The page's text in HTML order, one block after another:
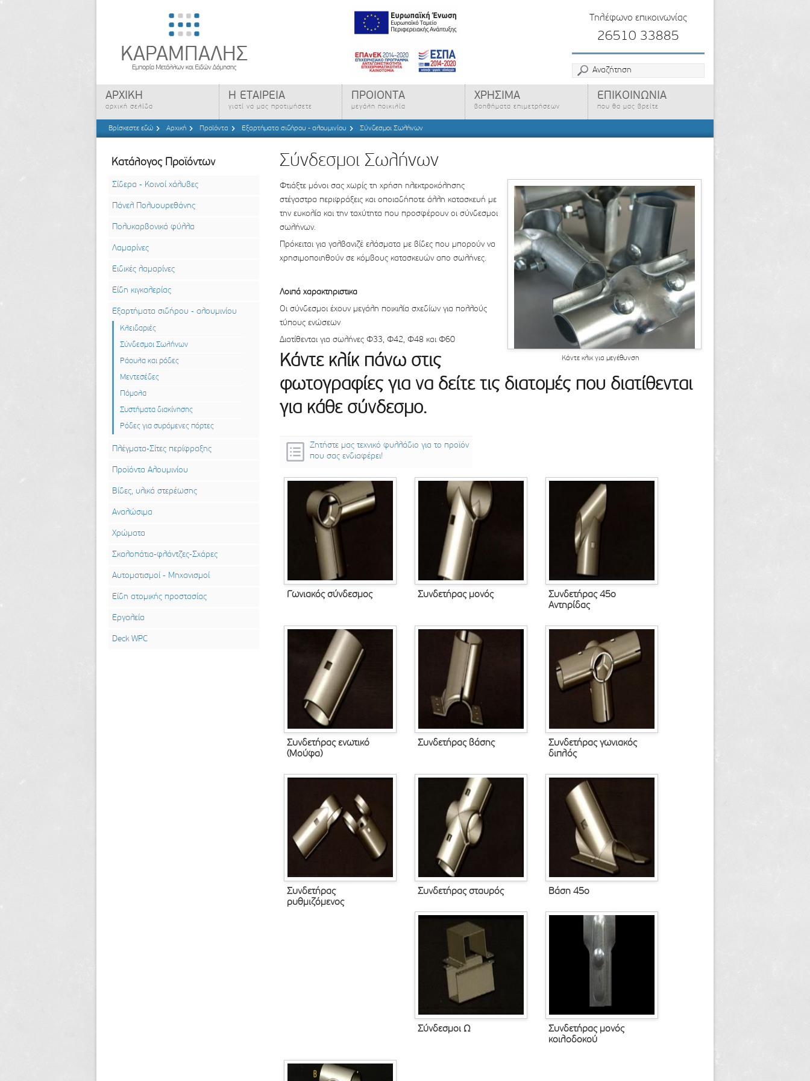
ΑΡΧΙΚΗ
αρχική σελίδα
Η ΕΤΑΙΡΕΙΑ
γιατί να μας προτιμήσετε
ΠΡΟΙΟΝΤΑ
μεγάλη ποικιλία
ΧΡΗΣΙΜΑ
βοηθήματα επιμετρήσεων
ΕΠΙΚΟΙΝΩΝΙΑ
που θα μας βρείτε
Τηλέφωνο επικοινωνίας
26510 33885
Βρίσκεστε εδώ Αρχική Προϊόντα Εξαρτήματα σιδήρου - αλουμινίου Σύνδεσμοι Σωλήνων
Κατάλογος Προϊόντων
Σίδερα - Κοινοί χάλυβες
Πάνελ Πολυουρεθάνης
Πολυκαρβονικά φύλλα
Λαμαρίνες
Ειδικές λαμαρίνες
Είδη κιγκαλερίας
Εξαρτήματα σιδήρου - αλουμινίου
Κλειδαριές
Σύνδεσμοι Σωλήνων
Ράουλα και ρόδες
Μεντεσέδες
Πόμολα
Συστήματα διακίνησης
Ρόδες για συρόμενες πόρτες
Πλέγματα-Σίτες περίφραξης
Προϊόντα Αλουμινίου
Βίδες, υλικά στερέωσης
Αναλώσιμα
Χρώματα
Σκαλοπάτια-φλάντζες-Σχάρες
Αυτοματισμοί - Μηχανισμοί
Είδη ατομικής προστασίας
Εργαλεία
Deck WPC
Σύνδεσμοι Σωλήνων
Κάντε κλικ για μεγέθυνση
Φτιάξτε μόνοι σας χωρίς τη χρήση ηλεκτροκόλησης
στέγαστρα περιφράξεις και οποιαδήποτε άλλη κατασκευή με
την ευκολία και την ταχύτητα που προσφέρουν οι σύνδεσμοι
σωλήνων.
Πρόκειται για γαλβανιζέ ελάσματα με βίδες που μπορούν να
χρησιμοποιηθούν σε κόμβους κατασκευών απο σωλήνες.
Λοιπά χαρακτηριστικα
Οι σύνδεσμοι έχουν μεγάλη ποικιλία σχεδίων για πολλούς
τύπους ενώσεων
Διατίθενται για σωλήνες Φ33, Φ42, Φ48 και Φ60
Κάντε κλίκ πάνω στις
φωτογραφίες για να δείτε τις διατομές που διατίθενται
για κάθε σύνδεσμο.
Ζητήστε μας τεχνικό φυλλάδιο για το προϊόν
που σας ενδιαφέρει!
Γωνιακός σύνδεσμος Συνδετήρας μονός
Συνδετήρας 45ο
Αντηρίδας
Συνδετήρας ενωτικό
(Μούφα)
Συνδετήρας βάσης
Συνδετήρας γωνιακός
διπλός
Συνδετήρας
ρυθμιζόμενος
Συνδετήρας σταυρός Βάση 45ο
Σύνδεσμοι Ω
Συνδετήρας μονός
κοιλοδοκού